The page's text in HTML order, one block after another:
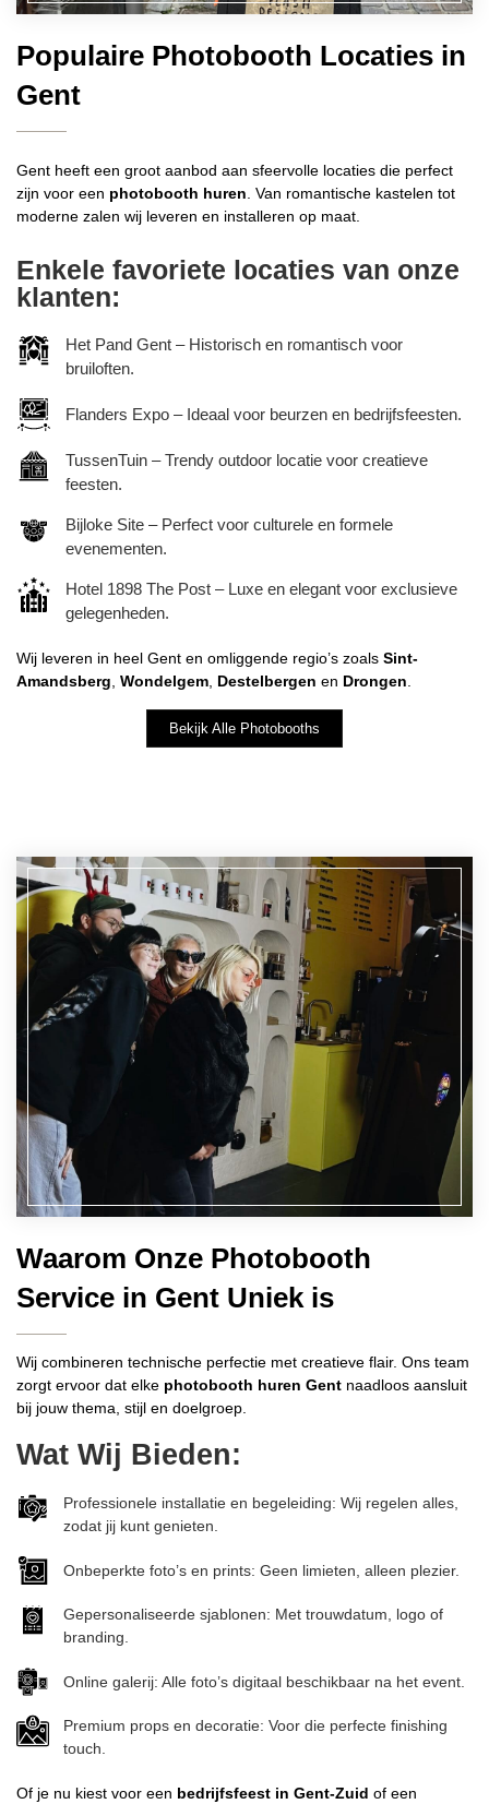
Populaire Photobooth Locaties in
Gent
Gent heeft een groot aanbod aan sfeervolle locaties die perfect
zijn voor een photobooth huren . Van romantische kastelen tot
moderne zalen wij leveren en installeren op maat.
Enkele favoriete locaties van onze
klanten:
Het Pand Gent – Historisch en romantisch voor
bruiloften.
Flanders Expo – Ideaal voor beurzen en bedrijfsfeesten.
TussenTuin – Trendy outdoor locatie voor creatieve
feesten.
Bijloke Site – Perfect voor culturele en formele
evenementen.
Hotel 1898 The Post – Luxe en elegant voor exclusieve
gelegenheden.
Wij leveren in heel Gent en omliggende regio’s zoals Sint-
Amandsberg, Wondelgem, Destelbergen en Drongen.
Bekijk Alle Photobooths
Waarom Onze Photobooth
Service in Gent Uniek is
Wij combineren technische perfectie met creatieve flair. Ons team
zorgt ervoor dat elke photobooth huren Gent naadloos aansluit
bij jouw thema, stijl en doelgroep.
Wat Wij Bieden:
Professionele installatie en begeleiding: Wij regelen alles,
zodat jij kunt genieten.
Onbeperkte foto’s en prints: Geen limieten, alleen plezier.
Gepersonaliseerde sjablonen: Met trouwdatum, logo of
branding.
Online galerij: Alle foto’s digitaal beschikbaar na het event.
Premium props en decoratie: Voor die perfecte finishing
touch.
Of je nu kiest voor een bedrijfsfeest in Gent-Zuid of een